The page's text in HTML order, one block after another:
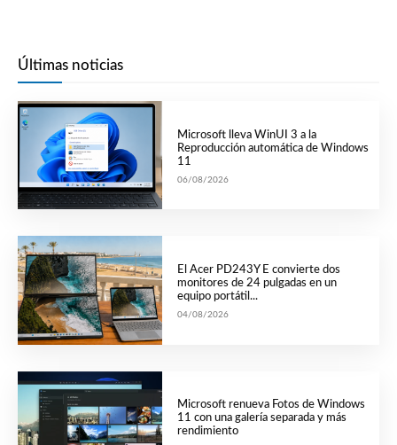
Últimas noticias
Microsoft lleva WinUI 3 a la
Reproducción automática de Windows
11
06/08/2026
El Acer PD243Y E convierte dos
monitores de 24 pulgadas en un
equipo portátil...
04/08/2026
Microsoft renueva Fotos de Windows
11 con una galería separada y más
rendimiento